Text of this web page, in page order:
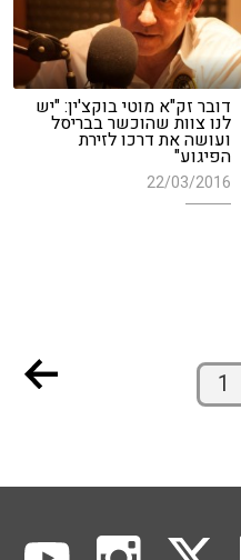
דובר זק"א מוטי בוקצ'ין: "יש
לנו צוות שהוכשר בבריסל
ועושה את דרכו לזירת
הפיגוע"
22/03/2016